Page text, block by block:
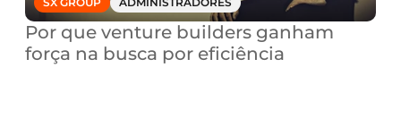
Por que venture builders ganham
força na busca por eficiência